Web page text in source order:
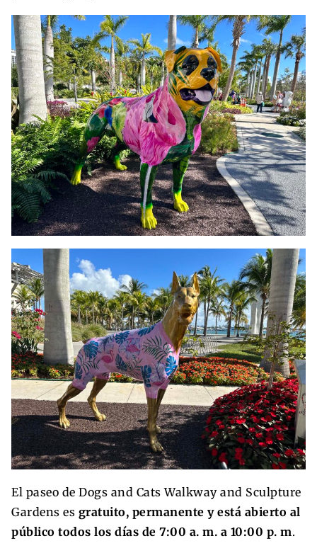
El paseo de Dogs and Cats Walkway and Sculpture
Gardens es gratuito, permanente y está abierto al
público todos los días de 7:00 a. m. a 10:00 p. m.